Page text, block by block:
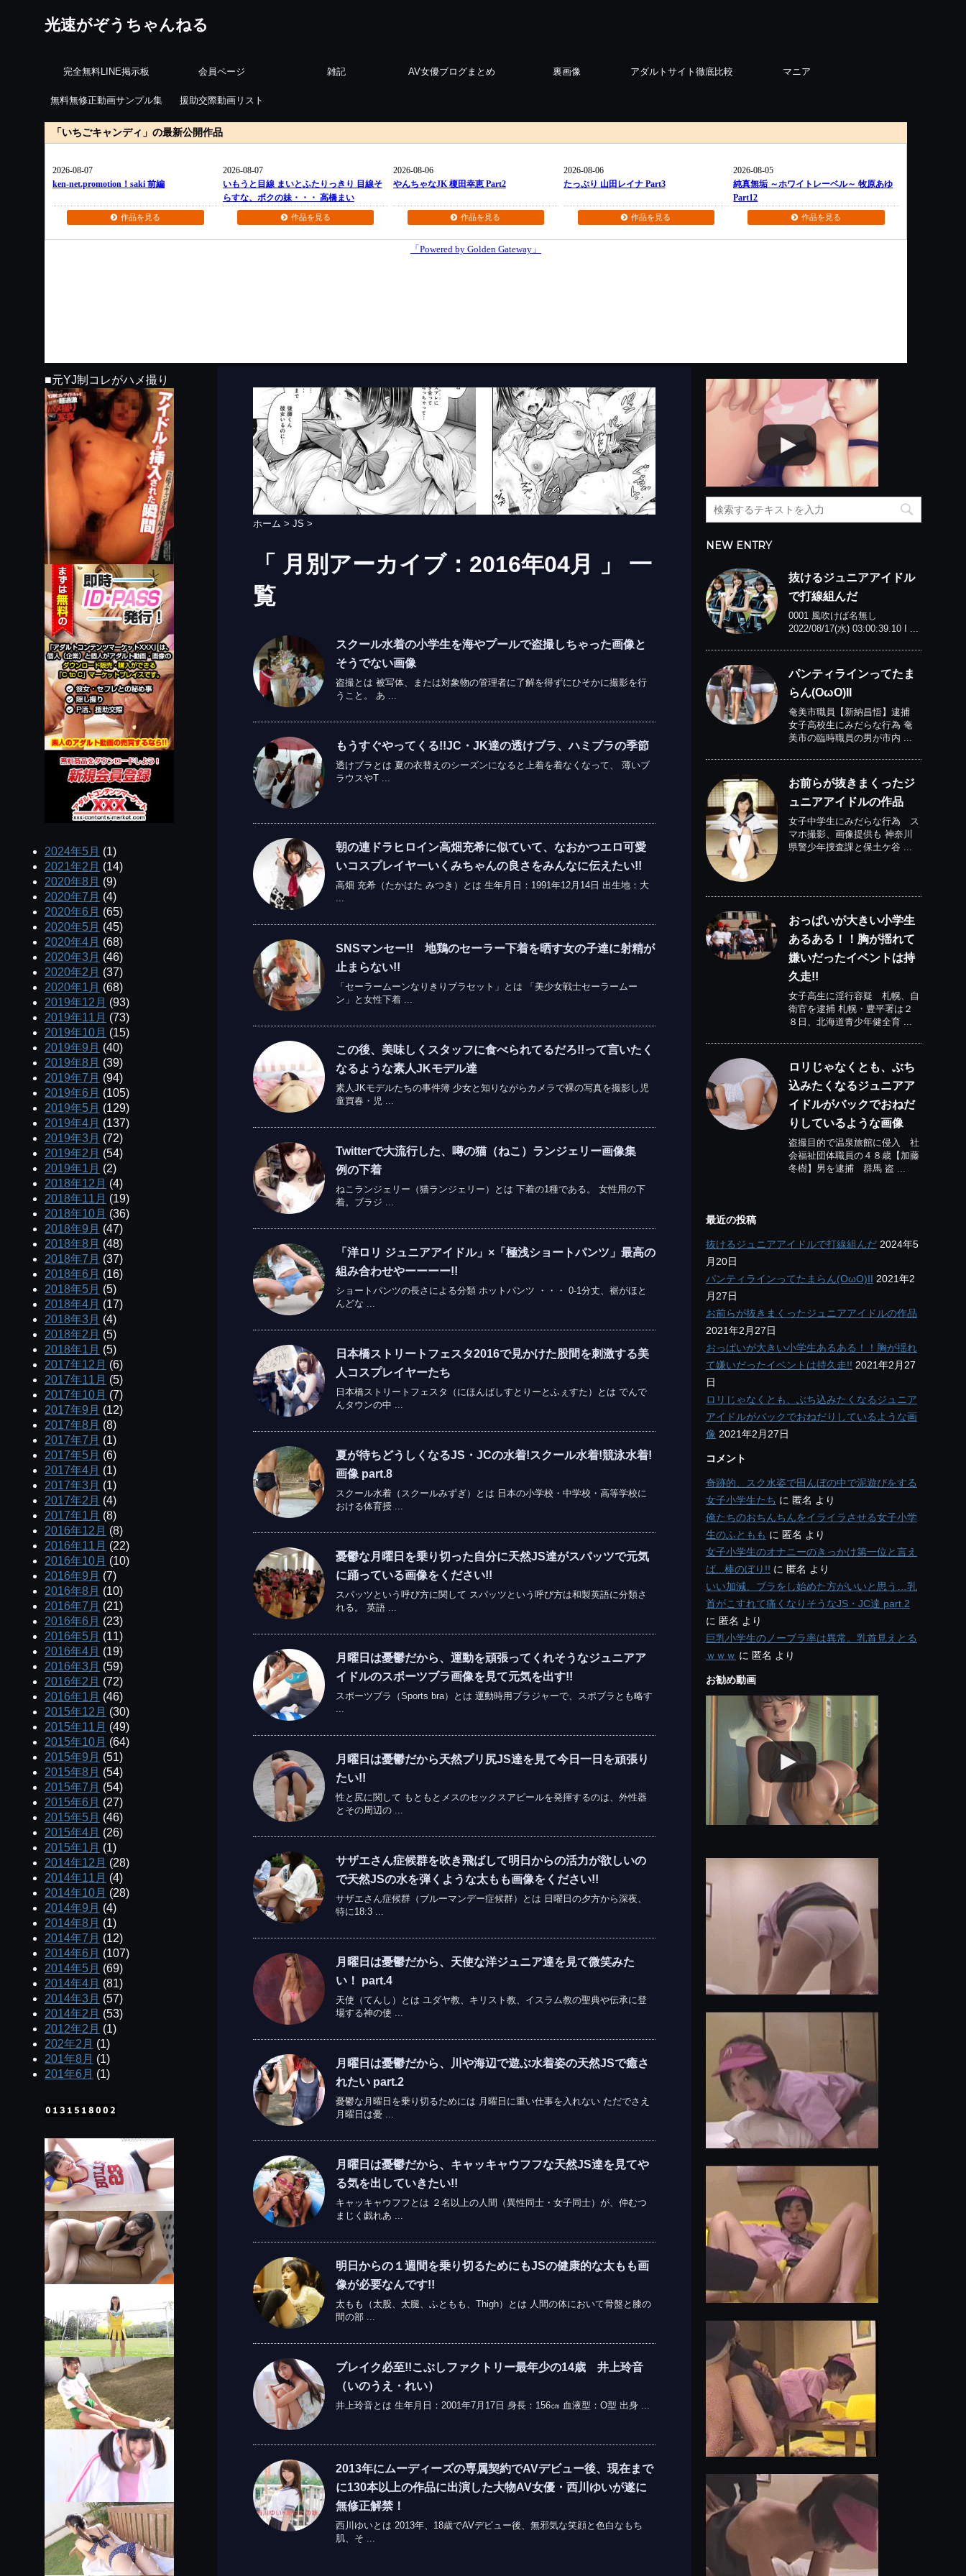
光速がぞうちゃんねる
完全無料LINE掲示板 会員ページ 雑記 AV女優ブログまとめ 裏画像 アダルトサイト徹底比較 マニア
無料無修正動画サンプル集 援助交際動画リスト
ホーム > JS >
「 月別アーカイブ：2016年04月 」 一
覧
スクール水着の小学生を海やプールで盗撮しちゃった画像と
そうでない画像
盗撮とは 被写体、または対象物の管理者に了解を得ずにひそかに撮影を行
うこと。 あ ...
もうすぐやってくる!!JC・JK達の透けブラ、ハミブラの季節
透けブラとは 夏の衣替えのシーズンになると上着を着なくなって、 薄いブ
ラウスやT ...
朝の連ドラヒロイン高畑充希に似ていて、なおかつエロ可愛
いコスプレイヤーいくみちゃんの良さをみんなに伝えたい!!
高畑 充希（たかはた みつき）とは 生年月日：1991年12月14日 出生地：大
SNSマンセー!! 地鶏のセーラー下着を晒す女の子達に射精が
止まらない!!
「セーラームーンなりきりブラセット」とは 「美少女戦士セーラームー
ン」と女性下着 ...
この後、美味しくスタッフに食べられてるだろ!!って言いたく
なるような素人JKモデル達
素人JKモデルたちの事件簿 少女と知りながらカメラで裸の写真を撮影し児
童買春・児 ...
Twitterで大流行した、噂の猫（ねこ）ランジェリー画像集
例の下着
ねこランジェリー（猫ランジェリー）とは 下着の1種である。 女性用の下
着。ブラジ ...
「洋ロリ ジュニアアイドル」×「極浅ショートパンツ」最高の
組み合わせやーーーー!!
ショートパンツの長さによる分類 ホットパンツ ・・・ 0-1分丈、裾がほと
んどな ...
日本橋ストリートフェスタ2016で見かけた股間を刺激する美
人コスプレイヤーたち
日本橋ストリートフェスタ（にほんばしすとりーとふぇすた）とは でんで
んタウンの中 ...
夏が待ちどうしくなるJS・JCの水着!スクール水着!競泳水着!
画像 part.8
スクール水着（スクールみずぎ）とは 日本の小学校・中学校・高等学校に
おける体育授 ...
憂鬱な月曜日を乗り切った自分に天然JS達がスパッツで元気
に踊っている画像をください!!
スパッツという呼び方に関して スパッツという呼び方は和製英語に分類さ
れる。 英語 ...
月曜日は憂鬱だから、運動を頑張ってくれそうなジュニアア
イドルのスポーツブラ画像を見て元気を出す!!
スポーツブラ（Sports bra）とは 運動時用ブラジャーで、スポブラとも略す
月曜日は憂鬱だから天然プリ尻JS達を見て今日一日を頑張り
たい!!
性と尻に関して もともとメスのセックスアピールを発揮するのは、外性器
とその周辺の ...
サザエさん症候群を吹き飛ばして明日からの活力が欲しいの
で天然JSの水を弾くような太もも画像をください!!
サザエさん症候群（ブルーマンデー症候群）とは 日曜日の夕方から深夜、
特に18:3 ...
月曜日は憂鬱だから、天使な洋ジュニア達を見て微笑みた
い！ part.4
天使（てんし）とは ユダヤ教、キリスト教、イスラム教の聖典や伝承に登
場する神の使 ...
月曜日は憂鬱だから、川や海辺で遊ぶ水着姿の天然JSで癒さ
れたい part.2
憂鬱な月曜日を乗り切るためには 月曜日に重い仕事を入れない ただでさえ
月曜日は憂 ...
月曜日は憂鬱だから、キャッキャウフフな天然JS達を見てや
る気を出していきたい!!
キャッキャウフフとは ２名以上の人間（異性同士・女子同士）が、仲むつ
まじく戯れあ ...
明日からの１週間を乗り切るためにもJSの健康的な太もも画
像が必要なんです!!
太もも（太股、太腿、ふともも、Thigh）とは 人間の体において骨盤と膝の
間の部 ...
ブレイク必至!!こぶしファクトリー最年少の14歳 井上玲音
（いのうえ・れい）
井上玲音とは 生年月日：2001年7月17日 身長：156㎝ 血液型：O型 出身 ...
2013年にムーディーズの専属契約でAVデビュー後、現在まで
に130本以上の作品に出演した大物AV女優・西川ゆいが遂に
無修正解禁！
西川ゆいとは 2013年、18歳でAVデビュー後、無邪気な笑顔と色白なもち
肌、そ ...
NEW ENTRY
抜けるジュニアアイドル
で打線組んだ
0001 風吹けば名無し
2022/08/17(水) 03:00:39.10 I ...
パンティラインってたま
らん(OωO)II
奄美市職員【新納昌悟】逮捕
女子高校生にみだらな行為 奄
美市の臨時職員の男が市内 ...
お前らが抜きまくったジ
ュニアアイドルの作品
女子中学生にみだらな行為 ス
マホ撮影、画像提供も 神奈川
県警少年捜査課と保土ケ谷 ...
おっぱいが大きい小学生
あるある！！胸が揺れて
嫌いだったイベントは持
久走!!
女子高生に淫行容疑 札幌、自
衛官を逮捕 札幌・豊平署は２
８日、北海道青少年健全育 ...
ロリじゃなくとも、ぶち
込みたくなるジュニアア
イドルがバックでおねだ
りしているような画像
盗撮目的で温泉旅館に侵入 社
会福祉団体職員の４８歳【加藤
冬樹】男を逮捕 群馬 盗 ...
最近の投稿
抜けるジュニアアイドルで打線組んだ 2024年5
月20日
パンティラインってたまらん(OωO)II 2021年2
月27日
お前らが抜きまくったジュニアアイドルの作品
2021年2月27日
おっぱいが大きい小学生あるある！！胸が揺れ
て嫌いだったイベントは持久走!! 2021年2月27
日
ロリじゃなくとも、ぶち込みたくなるジュニア
アイドルがバックでおねだりしているような画
像 2021年2月27日
コメント
奇跡的、スク水姿で田んぼの中で泥遊びをする
女子小学生たち に 匿名 より
俺たちのおちんちんをイライラさせる女子小学
生のふともも に 匿名 より
女子小学生のオナニーのきっかけ第一位と言え
ば...棒のぼり!! に 匿名 より
いい加減、ブラをし始めた方がいいと思う…乳
首がこすれて痛くなりそうなJS・JC達 part.2
に 匿名 より
巨乳小学生のノーブラ率は異常。乳首見えとる
ｗｗｗ に 匿名 より
お勧め動画
■元YJ制コレがハメ撮り
2024年5月 (1)
2021年2月 (14)
2020年8月 (9)
2020年7月 (4)
2020年6月 (65)
2020年5月 (45)
2020年4月 (68)
2020年3月 (46)
2020年2月 (37)
2020年1月 (68)
2019年12月 (93)
2019年11月 (73)
2019年10月 (15)
2019年9月 (40)
2019年8月 (39)
2019年7月 (94)
2019年6月 (105)
2019年5月 (129)
2019年4月 (137)
2019年3月 (72)
2019年2月 (54)
2019年1月 (2)
2018年12月 (4)
2018年11月 (19)
2018年10月 (36)
2018年9月 (47)
2018年8月 (48)
2018年7月 (37)
2018年6月 (16)
2018年5月 (5)
2018年4月 (17)
2018年3月 (4)
2018年2月 (5)
2018年1月 (5)
2017年12月 (6)
2017年11月 (5)
2017年10月 (7)
2017年9月 (12)
2017年8月 (8)
2017年7月 (1)
2017年5月 (6)
2017年4月 (1)
2017年3月 (1)
2017年2月 (4)
2017年1月 (8)
2016年12月 (8)
2016年11月 (22)
2016年10月 (10)
2016年9月 (7)
2016年8月 (10)
2016年7月 (21)
2016年6月 (23)
2016年5月 (11)
2016年4月 (19)
2016年3月 (59)
2016年2月 (72)
2016年1月 (46)
2015年12月 (30)
2015年11月 (49)
2015年10月 (64)
2015年9月 (51)
2015年8月 (54)
2015年7月 (54)
2015年6月 (27)
2015年5月 (46)
2015年4月 (26)
2015年1月 (1)
2014年12月 (28)
2014年11月 (4)
2014年10月 (28)
2014年9月 (4)
2014年8月 (1)
2014年7月 (12)
2014年6月 (107)
2014年5月 (69)
2014年4月 (81)
2014年3月 (57)
2014年2月 (53)
2012年2月 (1)
202年2月 (1)
201年8月 (1)
201年6月 (1)